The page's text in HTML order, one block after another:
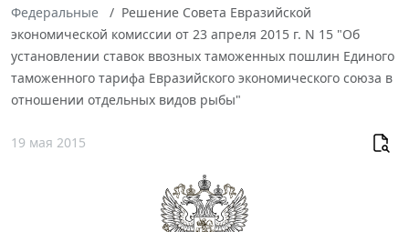
Федеральные
Решение Совета Евразийской
экономической комиссии от 23 апреля 2015 г. N 15 "Об
установлении ставок ввозных таможенных пошлин Единого
таможенного тарифа Евразийского экономического союза в
отношении отдельных видов рыбы"
19 мая 2015